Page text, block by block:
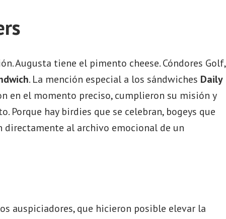
Augusta tiene el pimento cheese. Cóndores Golf,
. La mención especial a los sándwiches Daily
en el momento preciso, cumplieron su misión y
Porque hay birdies que se celebran, bogeys que
directamente al archivo emocional de un
auspiciadores, que hicieron posible elevar la